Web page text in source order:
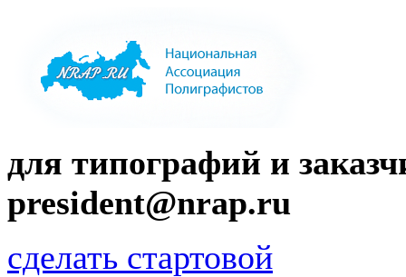
для типографий и
president@nrap.ru
сделать стартовой